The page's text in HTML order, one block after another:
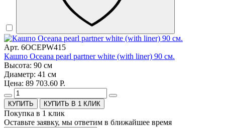
Арт. 6OCEPW415
Кашпо Oceana pearl partner white (with liner) 90 см.
Высота: 90 см
Диаметр: 41 см
Цена: 89 703.60 Р.
КУПИТЬ В 1 КЛИК
Покупка в 1 клик
Оставьте заявку, мы ответим в ближайшее время